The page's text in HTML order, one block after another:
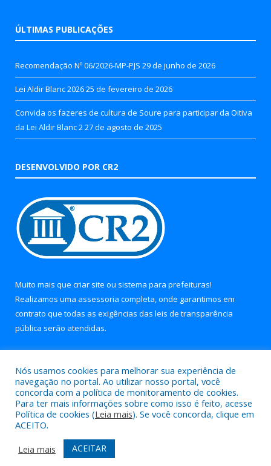
ÚLTIMAS PUBLICAÇÕES
Recomendação Nº 06/2026-MP-PJS 29 de junho de 2026
Lei Aldir Blanc 202625 de fevereiro de 2026
Convida os fazeres de cultura de Soure para participar da Oitiva
da Lei Aldir Blanc 2 27 de agosto de 2025
DESENVOLVIDO POR CR2
Muito mais que criar site ou sistema para prefeituras!
Realizamos uma assessoria completa, onde garantimos em
contrato que todas as exigências das leis de transparência
pública serão atendidas.
Todos os direitos reservados a Prefeitura Municipal de Soure.
Mapa do Site
Acessar Área Administrativa
Acessar Webmail
Nós usamos cookies para melhorar sua experiência de
navegação no portal. Ao utilizar nosso portal, você
concorda com a política de monitoramento de cookies.
Para ter mais informações sobre como isso é feito, acesse
Política de cookies (Leia mais). Se você concorda, clique em
ACEITO.
Leia mais
ACEITAR